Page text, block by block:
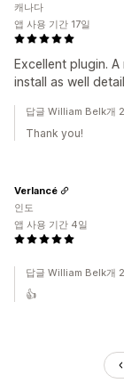
Excellent plugin.
install as well
캐나다
앱 사용 기간 17일
답글 William Belk개
Thank you!
Verlancé
인도
앱 사용 기간 4일
답글 William Belk개
👍